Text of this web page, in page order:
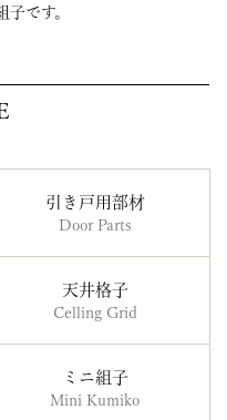
子です。
引き戸用部材
Door Parts
天井格子
Celling Grid
ミニ組子
Mini Kumiko